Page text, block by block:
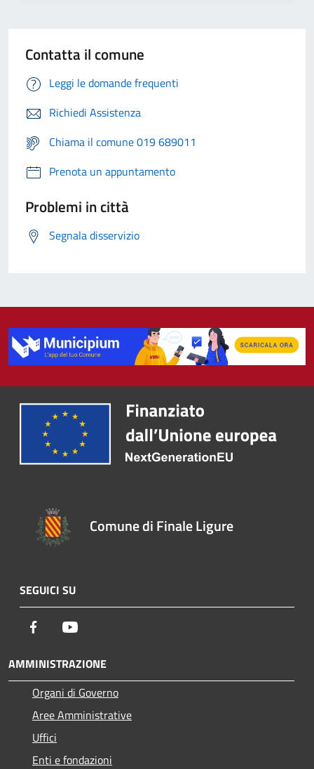
Contatta il comune
Leggi le domande frequenti
Richiedi Assistenza
Chiama il comune 019 689011
Prenota un appuntamento
Problemi in città
Segnala disservizio
Comune di Finale Ligure
SEGUICI SU
Facebook
AMMINISTRAZIONE
Organi di Governo
Aree Amministrative
Uffici
Enti e fondazioni